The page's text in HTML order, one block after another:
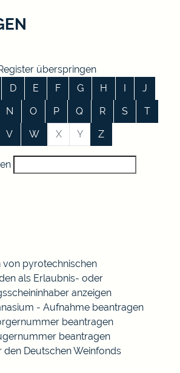
überspringen
D E F G H I
J
N O P Q R S
T
V W X Y Z
von pyrotechnischen
als Erlaubnis- oder
anzeigen
- Aufnahme beantragen
beantragen
beantragen
den Deutschen Weinfonds